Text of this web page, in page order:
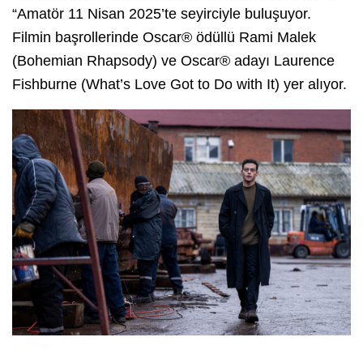
“Amatör 11 Nisan 2025’te seyirciyle buluşuyor.
Filmin başrollerinde Oscar® ödüllü Rami Malek
(Bohemian Rhapsody) ve Oscar® adayı Laurence
Fishburne (What’s Love Got to Do with It) yer alıyor.